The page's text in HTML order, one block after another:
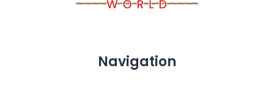
Navigation